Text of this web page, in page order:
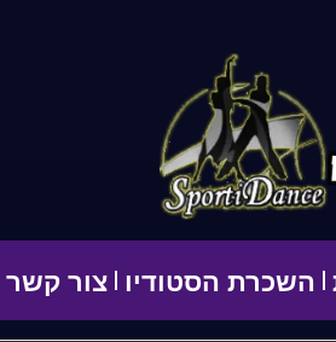
השכרת הסטודיו צור קשר